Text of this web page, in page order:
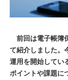
前回は電子帳簿
て紹介しました。
運用を開始してい
ポイントや課題に